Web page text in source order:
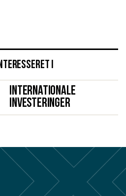
i
Internationale
investeringer